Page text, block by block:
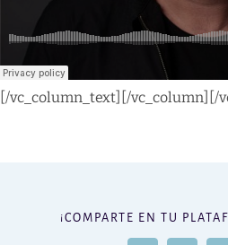
[/vc_column_text][/vc_column][/
¡COMPARTE EN TU